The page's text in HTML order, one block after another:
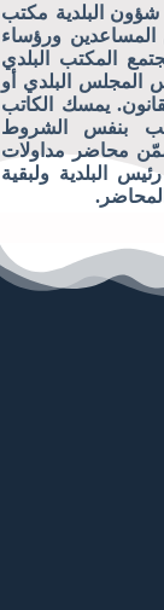
البلدية مكتب
المساعدين ورؤساء
المكتب البلدي
المجلس البلدي أو
يمسك الكاتب
بنفس الشروط
محاضر مداولات
البلدية ولبقية